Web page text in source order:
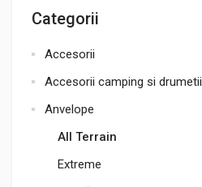
Categorii
Accesorii
Accesorii camping si drumetii
Anvelope
All Terrain
Extreme